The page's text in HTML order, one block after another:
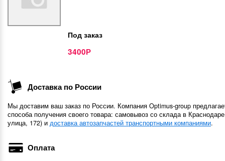
Под заказ
3400Р
Доставка по России
Мы доставим ваш заказ по России. Компания Optimus-group
способа получения своего товара: самовывоз со склада в
улица, 172) и доставка автозапчастей транспортными компаниями.
Оплата